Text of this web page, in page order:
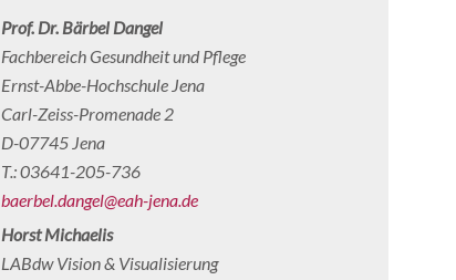
Prof. Dr. Bärbel Dangel
Fachbereich Gesundheit und Pflege
Ernst-Abbe-Hochschule Jena
Carl-Zeiss-Promenade 2
D-07745 Jena
T.: 03641-205-736
baerbel.dangel@eah-jena.de
Horst Michaelis
LABdw Vision & Visualisierung